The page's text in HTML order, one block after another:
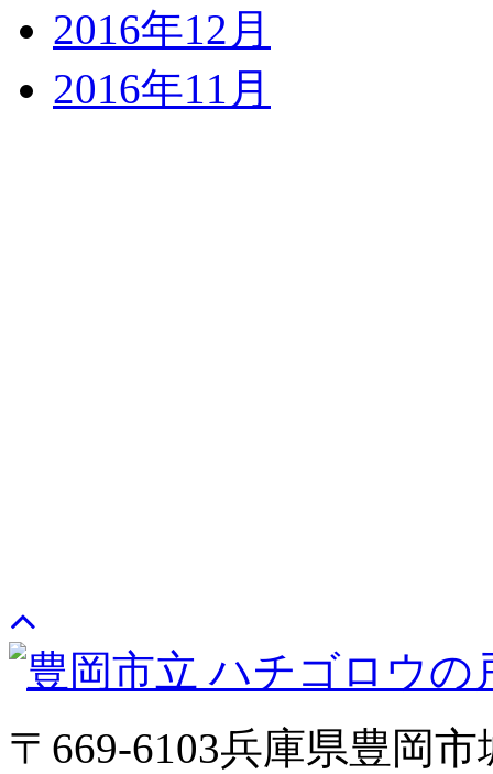
2016年12月
2016年11月
〒669-6103兵庫県豊岡市